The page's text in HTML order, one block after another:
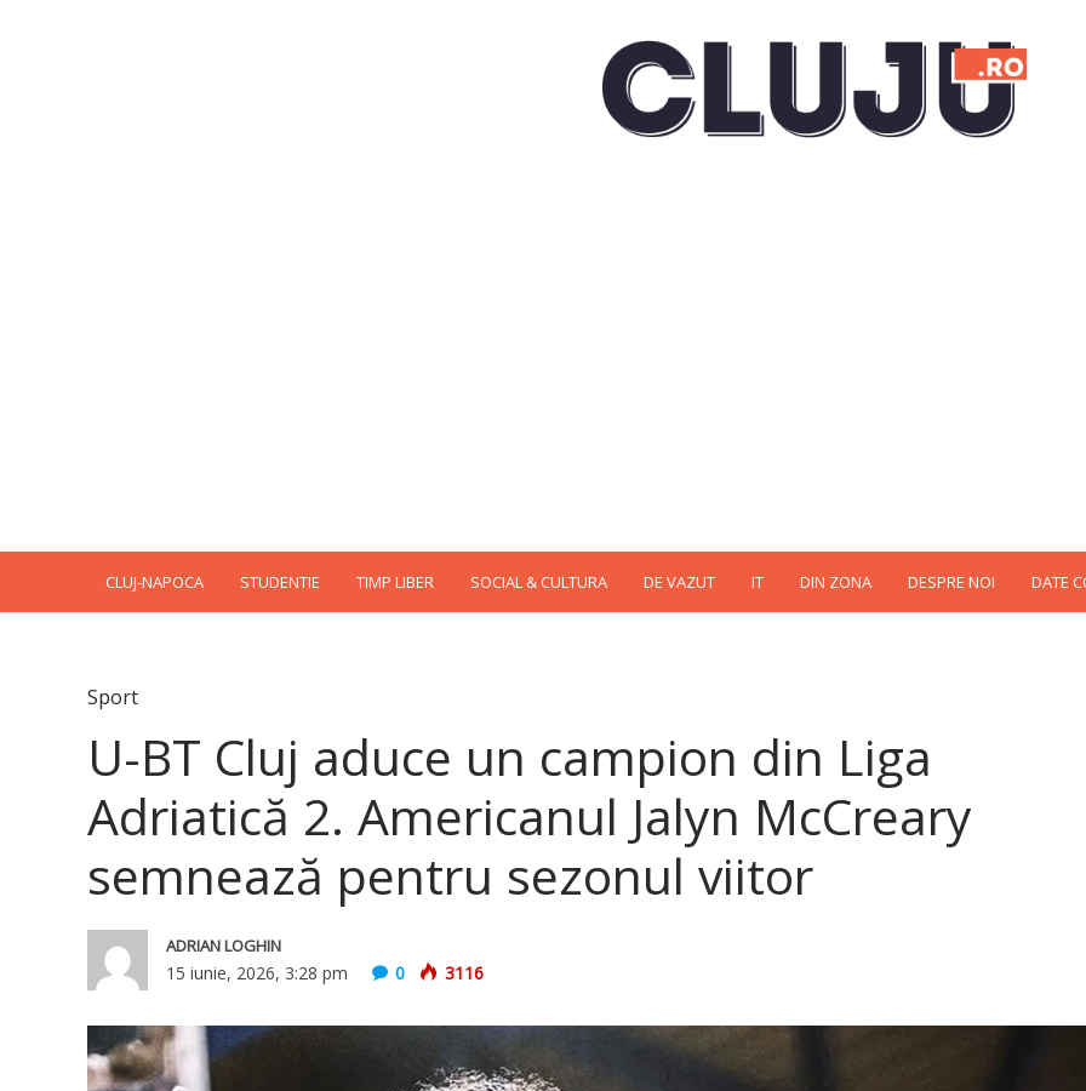
CLUJ-NAPOCA STUDENTIE TIMP LIBER SOCIAL & CULTURA DE VAZUT IT DIN ZONA DESPRE NOI DATE
Sport
U-BT Cluj aduce un campion din Liga
Adriatică 2. Americanul Jalyn McCreary
semnează pentru sezonul viitor
ADRIAN LOGHIN
15 iunie, 2026, 3:28 pm 0 3116